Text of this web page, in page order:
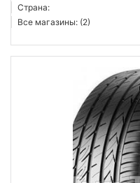
Страна:
Все магазины: (2)